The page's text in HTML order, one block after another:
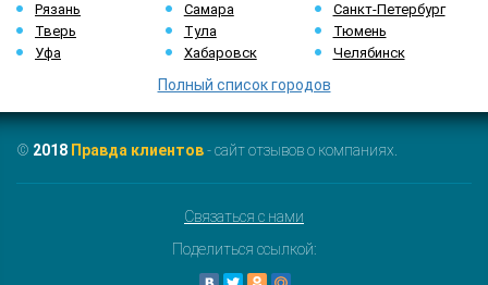
Рязань
Самара
Санкт-Петербург
Тверь
Тула
Тюмень
Уфа
Хабаровск Челябинск
Полный список городов
© 2018 Правда клиентов- сайт отзывов о компаниях.
Связаться с нами
Поделиться ссылкой: